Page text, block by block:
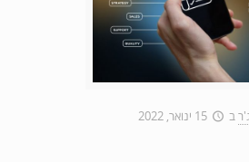
ב 15 ינואר, 2022